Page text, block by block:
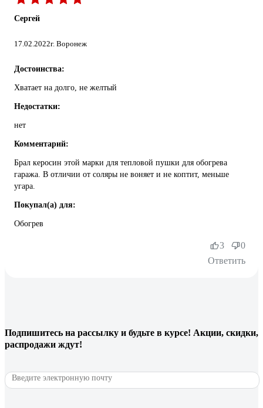
Сергей
17.02.2022г. Воронеж
Достоинства:
Хватает на долго, не желтый
Недостатки:
нет
Комментарий:
Брал керосин этой марки для тепловой пушки для обогрева
гаража. В отличии от соляры не воняет и не коптит, меньше
угара.
Покупал(а) для:
Обогрев
Ответить
3 0
Подпишитесь на рассылку и будьте в курсе! Акции, скидки,
распродажи ждут!